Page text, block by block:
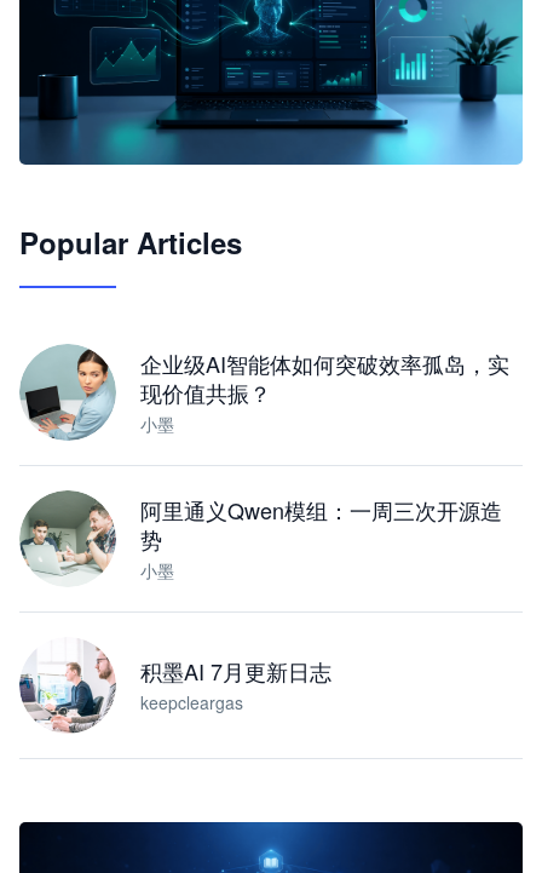
JimoClaw 桌面 AI Agent 工作台
Popular Articles
企业级AI智能体如何突破效率孤岛，实
现价值共振？
小墨
阿里通义Qwen模组：一周三次开源造
势
小墨
积墨AI 7月更新日志
keepcleargas